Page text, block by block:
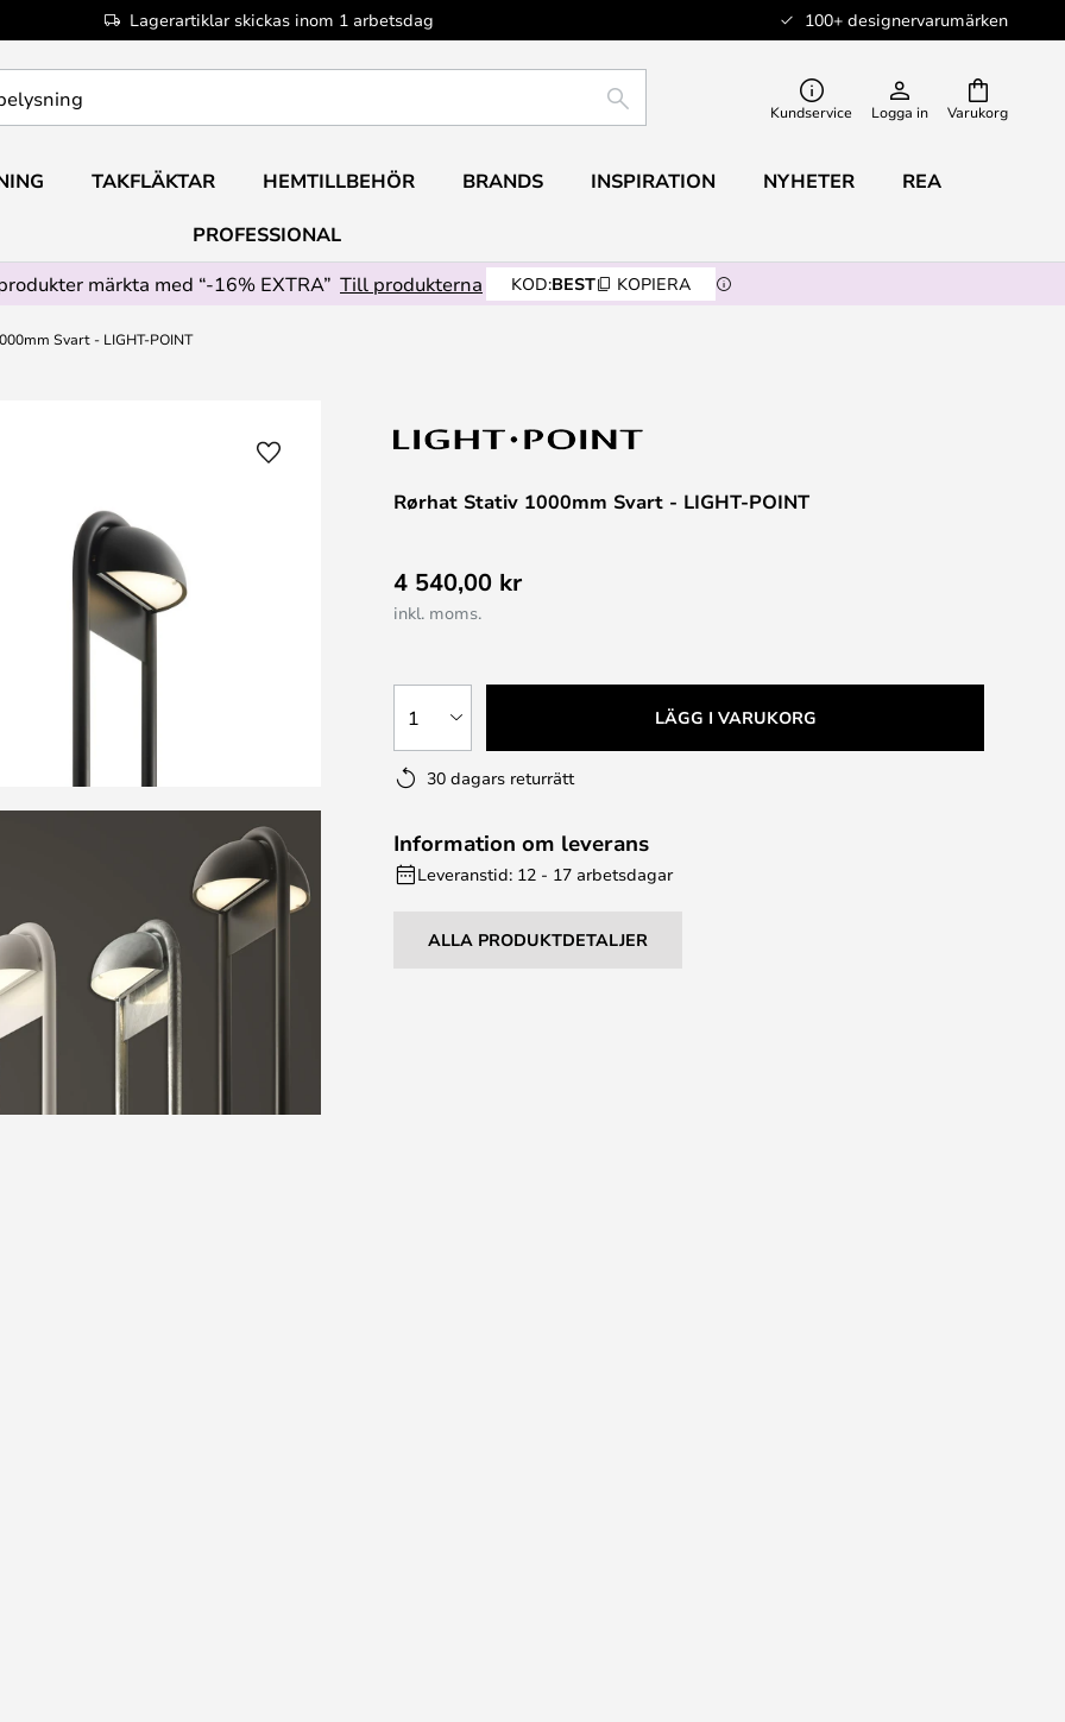
Lagerartiklar skickas inom 1 arbetsdag 100+ designervarumärken
Varukorg
SÖK Kundservice Logga in
TAKFLÄKTAR HEMTILLBEHÖR BRANDS INSPIRATION NYHETER REA
PROFESSIONAL
märkta med “-16% EXTRA” Till produkterna KOD:BEST KOPIERA
Svart - LIGHT-POINT
Rørhat Stativ 1000mm Svart - LIGHT-POINT
4 540,00 kr
inkl. moms.
1 LÄGG I VARUKORG
30 dagars returrätt
Information om leverans
Leveranstid: 12 - 17 arbetsdagar
ALLA PRODUKTDETALJER